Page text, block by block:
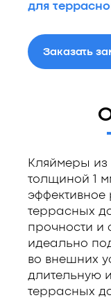
для
Заказать
Кляймеры
толщиной 1
террасных
прочности и
идеально
во внешних
длительную
террасных